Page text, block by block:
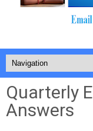
Quarterly
Answers